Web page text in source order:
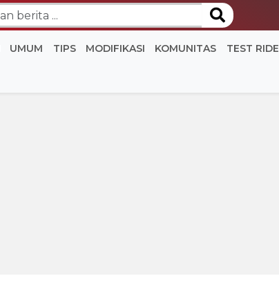
UMUM TIPS MODIFIKASI KOMUNITAS TEST RIDE